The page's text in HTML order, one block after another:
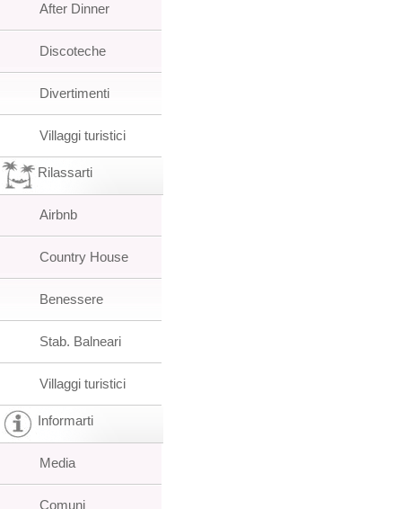
After Dinner
Discoteche
Divertimenti
Villaggi turistici
Rilassarti
Airbnb
Country House
Benessere
Stab. Balneari
Villaggi turistici
Informarti
Media
Comuni